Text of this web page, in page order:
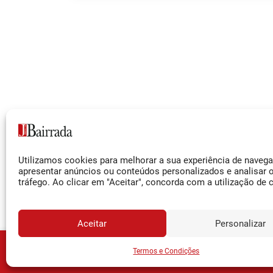
Utilizamos cookies para melhorar a sua experiência de
apresentar anúncios ou conteúdos personalizados e analisar
tráfego. Ao clicar em "Aceitar", concorda com a utilização de
Aceitar Personalizar
Termos e Condições
Assine o
Facebook
Instagram
YouTube
© 2026 Jornal da Bairrada